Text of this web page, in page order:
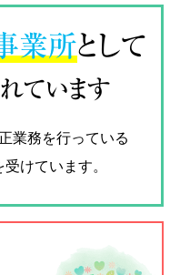
業所として
ています
業務を行っている
けています。